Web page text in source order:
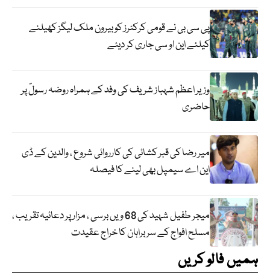
پی سی بی نے قومی کرکٹرز کو بیرون ملک لیگز کھیلنے
کیلئے این او سی جاری کر دیئے
وزیر اعظم شہباز شریف کی وفد کے ہمراہ روضہ رسولؐ پر
حاضری
میر رضا کی قبر کشائی کی کارروائی شروع ، والدین کے ڈی
این اے سیمپل بھی لینے کا فیصلہ
میجر طفیل شہید کی 68 ویں برسی ، مزار پر دعائیہ تقریب ،
مسلح افواج کے سربراہان کا خراج عقیدت
ہمیں فالو کریں